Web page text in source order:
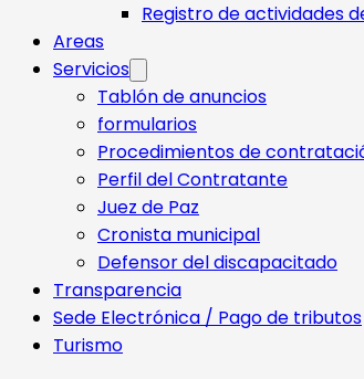
Registro de actividades
Areas
Servicios
Tablón de anuncios
formularios
Procedimientos de
Perfil del Contratante
Juez de Paz
Cronista municipal
Defensor del discapacitado
Transparencia
Sede Electrónica / Pago de tributos
Turismo